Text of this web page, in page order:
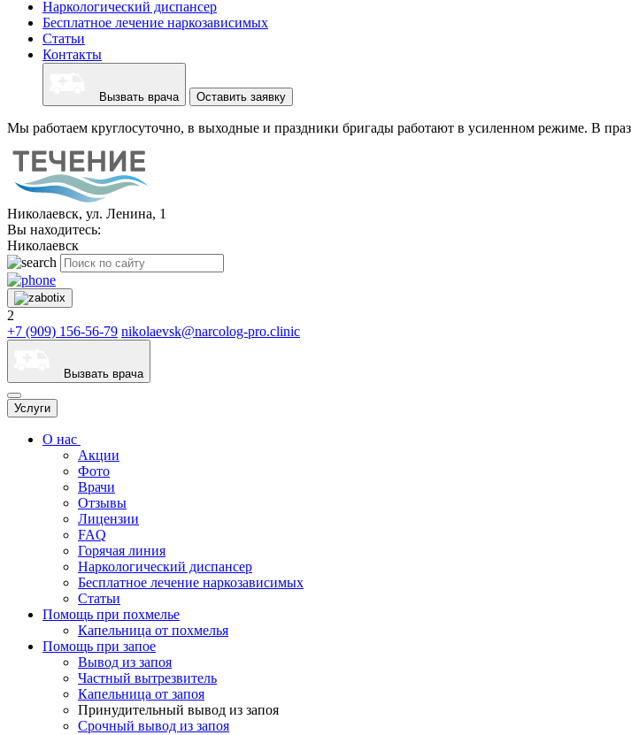
Наркологический диспансер
Бесплатное лечение наркозависимых
Статьи
Контакты
Вызвать врача Оставить заявку
Мы работаем круглосуточно, в выходные и праздники бригады работают в усиленном режиме. В
Николаевск, ул. Ленина, 1
Вы находитесь:
Николаевск
2
+7 (909) 156-56-79 nikolaevsk@narcolog-pro.clinic
Вызвать врача
Услуги
О нас
Акции
Фото
Врачи
Отзывы
Лицензии
FAQ
Горячая линия
Наркологический диспансер
Бесплатное лечение наркозависимых
Статьи
Помощь при похмелье
Капельница от похмелья
Помощь при запое
Вывод из запоя
Частный вытрезвитель
Капельница от запоя
Принудительный вывод из запоя
Срочный вывод из запоя